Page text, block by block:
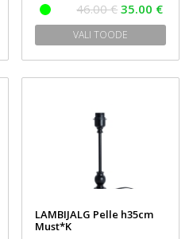
46.00 € 35.00 €
VALI TOODE
LAMBIJALG Pelle h35cm
Must*K